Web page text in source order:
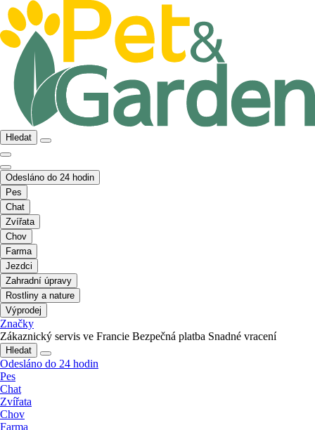
Hledat
Odesláno do 24 hodin
Pes
Chat
Zvířata
Chov
Farma
Jezdci
Zahradní úpravy
Rostliny a nature
Výprodej
Značky
Zákaznický servis ve Francie Bezpečná platba Snadné vracení
Hledat
Odesláno do 24 hodin
Pes
Chat
Zvířata
Chov
Farma